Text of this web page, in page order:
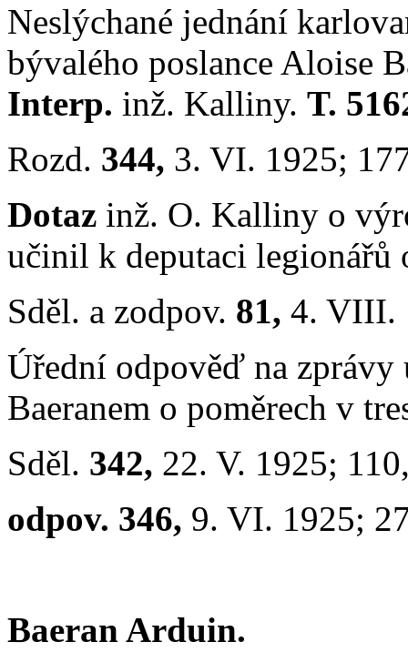
Neslýchané jednání
bývalého poslance Aloise
Interp. inž. Kalliny. T.
Rozd. 344, 3. VI. 1925;
Dotaz inž. O. Kalliny o
učinil k deputaci legionářů
Sděl. a zodpov. 81, 4. VIII.
Úřední odpověď na zprávy
Baeranem o poměrech v
Sděl. 342, 22. V. 1925;
odpov. 346, 9. VI. 1925;
Baeran Arduin.